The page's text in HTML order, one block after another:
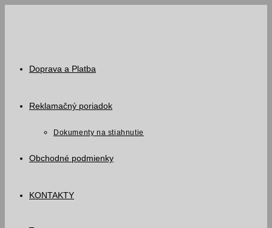
Doprava a Platba
Reklamačný poriadok
Dokumenty na stiahnutie
Obchodné podmienky
KONTAKTY